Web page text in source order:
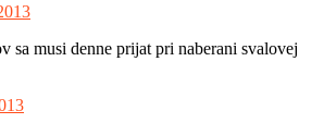
sa musi denne prijat pri naberani svalovej